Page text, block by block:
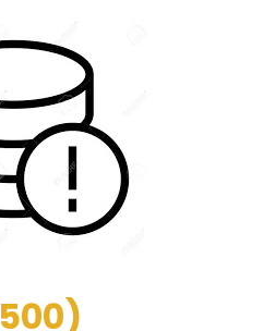
500)